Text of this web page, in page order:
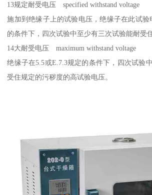
13规定耐受电压 specified withstand voltage
施加到绝缘子上的试验电压，绝缘子在此试验
的条件下，四次试验中至少有三次试验能耐受
14大耐受电压 maximum withstand voltage
绝缘子在5.5或E.7.3规定的条件下，四次试验
受住规定的污秽度的高试验电压。